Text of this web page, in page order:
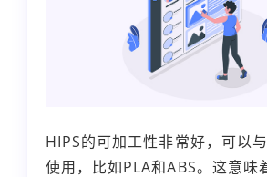
HIPS的可加工性非常好，可以
使用，比如PLA和ABS。这意味